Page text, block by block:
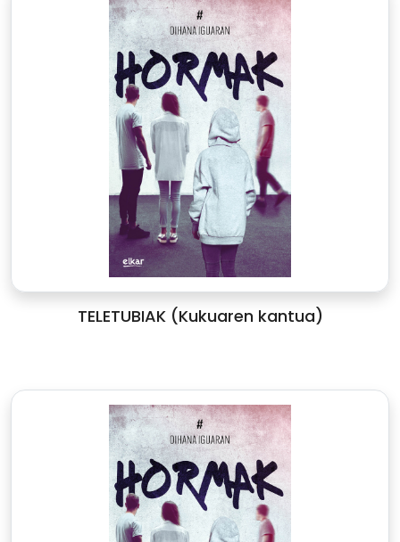
TELETUBIAK (Kukuaren kantua)